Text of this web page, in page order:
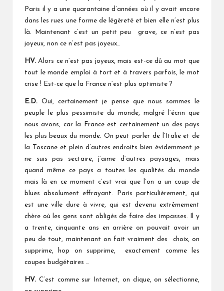
Paris il y a une quarantaine d’années où il y avait encore
dans les rues une forme de légèreté et bien elle n’est plus
là. Maintenant c’est un petit peu grave, ce n’est pas
joyeux, non ce n’est pas joyeux…
HV.Alors ce n’est pas joyeux, mais est-ce dû au mot que
tout le monde emploi à tort et à travers parfois, le mot
crise ! Est-ce que la France n’est plus optimiste ?
E.D. Oui, certainement je pense que nous sommes le
peuple le plus pessimiste du monde, malgré l’écrin que
nous avons, car la France est certainement un des pays
les plus beaux du monde. On peut parler de l’Italie et de
la Toscane et plein d’autres endroits bien évidemment je
ne suis pas sectaire, j’aime d’autres paysages, mais
quand même ce pays a toutes les qualités du monde
mais là en ce moment c’est vrai que l’on a un coup de
blues absolument effrayant. Paris particulièrement, qui
est une ville dure à vivre, qui est devenu extrêmement
chère où les gens sont obligés de faire des impasses. Il y
a trente, cinquante ans en arrière on pouvait avoir un
peu de tout, maintenant on fait vraiment des choix, on
supprime, hop on supprime, exactement comme les
coupes budgétaires …
HV. C’est comme sur Internet, on clique, on sélectionne,